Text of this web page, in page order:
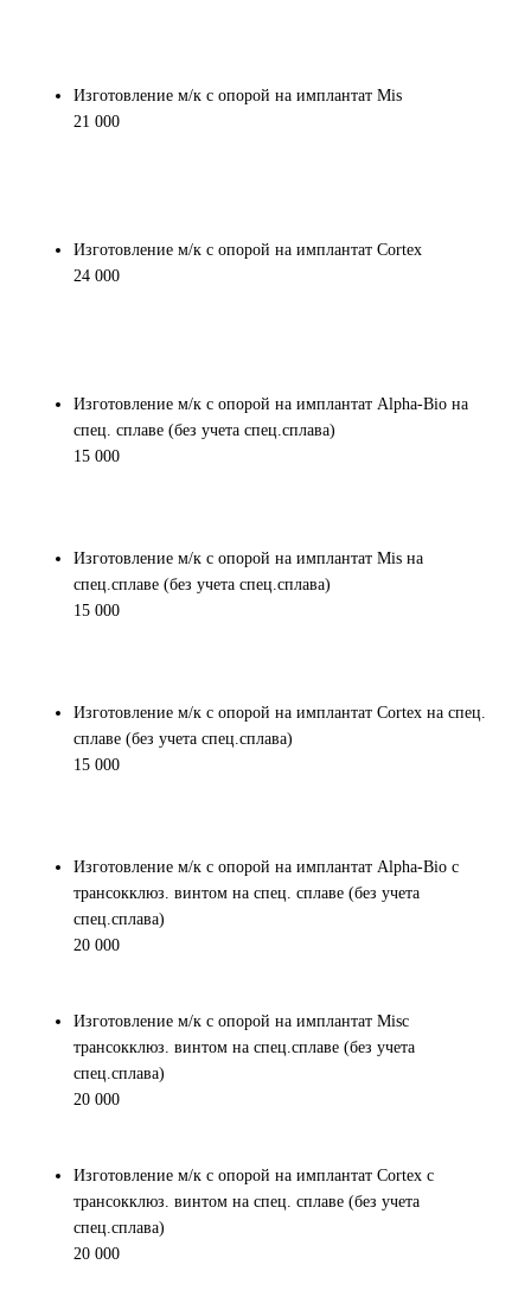
Изготовление м/к с опорой на имплантат Mis
21 000
Изготовление м/к с опорой на имплантат Cortex
24 000
Изготовление м/к с опорой на имплантат Alpha-Bio на
спец. сплаве (без учета спец.сплава)
15 000
Изготовление м/к с опорой на имплантат Mis на
спец.сплаве (без учета спец.сплава)
15 000
Изготовление м/к с опорой на имплантат Cortex на спец.
сплаве (без учета спец.сплава)
15 000
Изготовление м/к с опорой на имплантат Alpha-Bio с
трансокклюз. винтом на спец. сплаве (без учета
спец.сплава)
20 000
Изготовление м/к с опорой на имплантат Misс
трансокклюз. винтом на спец.сплаве (без учета
спец.сплава)
20 000
Изготовление м/к с опорой на имплантат Cortex с
трансокклюз. винтом на спец. сплаве (без учета
спец.сплава)
20 000